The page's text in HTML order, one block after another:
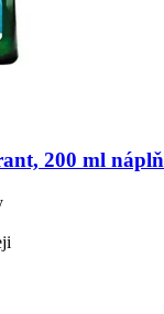
200 ml náplň